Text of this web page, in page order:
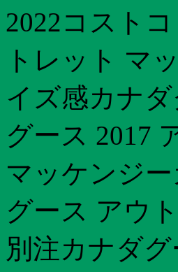
2022コスト
トレット マ
イズ感カナ
グース 2017
マッケンジ
グース アウ
別注カナダ